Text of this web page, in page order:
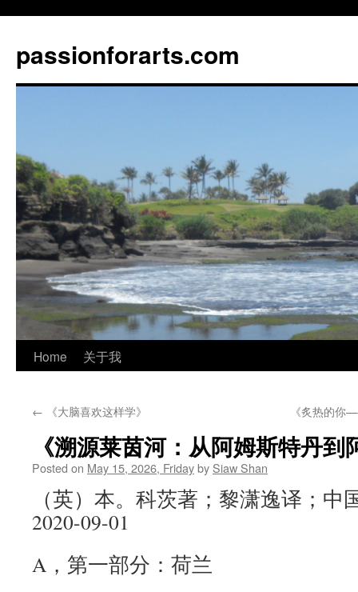
content
passionforarts.com
Home 关于我
← 《大脑喜欢这样学》 《炙热的你
《溯源莱茵河：从阿姆斯特丹到
Posted on May 15, 2026, Fridayby Siaw Shan
（英）本。科茨著；黎潇逸译；中
2020-09-01
A，第一部分：荷兰